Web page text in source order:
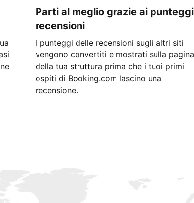
Parti al meglio grazie ai punteggi
recensioni
I punteggi delle recensioni sugli altri siti
vengono convertiti e mostrati sulla pagina
della tua struttura prima che i tuoi primi
ospiti di Booking.com lascino una
recensione.